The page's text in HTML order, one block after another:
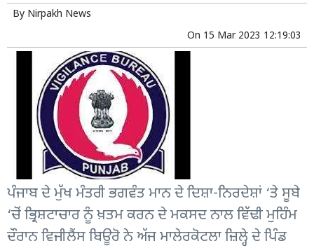
By Nirpakh News
On 15 Mar 2023 12:19:03
ਪੰਜਾਬ ਦੇ ਮੁੱਖ ਮੰਤਰੀ ਭਗਵੰਤ ਮਾਨ ਦੇ ਦਿਸ਼ਾ-ਨਿਰਦੇਸ਼ਾਂ ‘ਤੇ ਸੂਬੇ
‘ਚੋਂ ਭ੍ਰਿਸ਼ਟਾਚਾਰ ਨੂੰ ਖ਼ਤਮ ਕਰਨ ਦੇ ਮਕਸਦ ਨਾਲ ਵਿੱਢੀ ਮੁਹਿੰਮ
ਦੌਰਾਨ ਵਿਜੀਲੈਂਸ ਬਿਊਰੋ ਨੇ ਅੱਜ ਮਾਲੇਰਕੋਟਲਾ ਜ਼ਿਲ੍ਹੇ ਦੇ ਪਿੰਡ